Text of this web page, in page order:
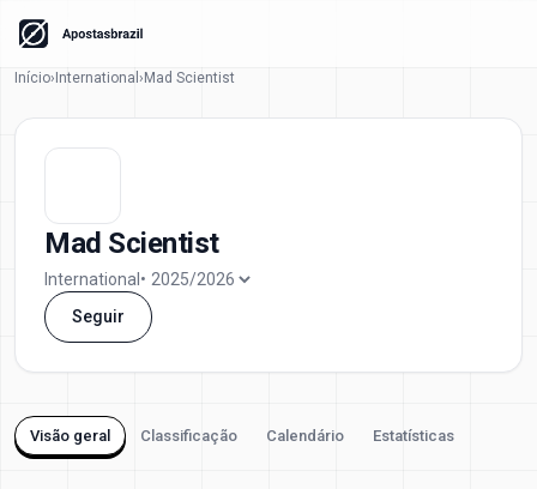
Início› International › Mad Scientist
Mad Scientist
International •
Seguir
Visão geral Classificação Calendário Estatísticas